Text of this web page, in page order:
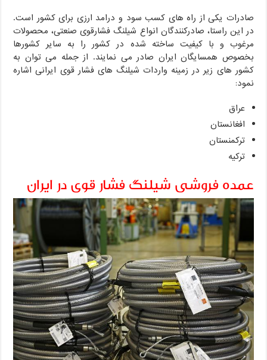
صادرات یکی از راه های کسب سود و درامد ارزی برای کشور است.
در این راستا، صادرکنندگان انواع شیلنگ فشارقوی صنعتی، محصولات
مرغوب و با کیفیت ساخته شده در کشور را به سایر کشورها
بخصوص همسایگان ایران صادر می نمایند. از جمله می توان به
کشور های زیر در زمینه واردات شیلنگ های فشار قوی ایرانی اشاره
نمود:
عراق
افغانستان
ترکمنستان
ترکیه
عمده فروشی شیلنگ فشار قوی در ایران